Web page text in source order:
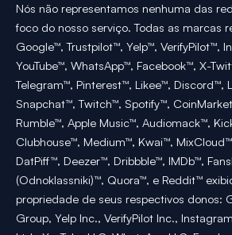
Nós não representamos nenhuma das
foco do nosso serviço. Todas as marcas
Google™, Trustpilot™, Yelp™, VerifyPilot™,
YouTube™, WhatsApp™, Facebook™, X-
Telegram™, Pinterest™, Likee™, Discord™,
Snapchat™, Twitch™, Spotify™,
Rumble™, Apple Music™, Audiomack™,
Clubhouse™, Medium™, Kwai™,
DatPiff™, Deezer™, Dribbble™, IMDb™,
(Odnoklassniki)™, Quora™, e Reddit™
propriedade de seus respectivos donos:
Group, Yelp Inc., VerifyPilot Inc.,